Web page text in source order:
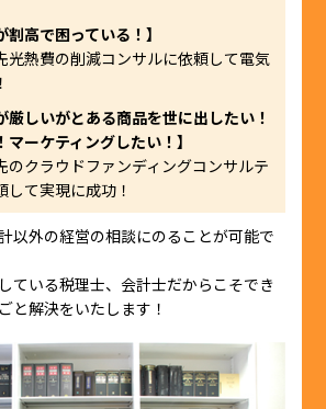
割高で困っている！】
熱費の削減コンサルに依頼して電気
厳しいがとある商品を世に出したい！
ーケティングしたい！】
クラウドファンディングコンサルテ
して実現に成功！
以外の経営の相談にのることが可能で
ている税理士、会計士だからこそでき
と解決をいたします！